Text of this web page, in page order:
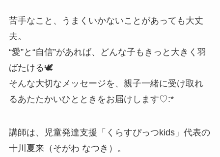
苦手なこと、うまくいかないことがあっても大丈
夫。
“愛”と“自信”があれば、どんな子もきっと大きく羽
ばたける🕊
そんな大切なメッセージを、親子一緒に受け取れ
るあたたかいひとときをお届けします♡:*
講師は、児童発達支援「くらすぴっつkids」代表の
十川夏来（そがわ なつき）。